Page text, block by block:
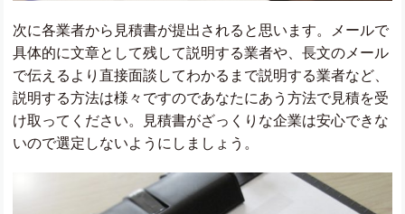
次に各業者から見積書が提出されると思います。メールで
具体的に文章として残して説明する業者や、長文のメール
で伝えるより直接面談してわかるまで説明する業者など、
説明する方法は様々ですのであなたにあう方法で見積を受
け取ってください。見積書がざっくりな企業は安心できな
いので選定しないようにしましょう。